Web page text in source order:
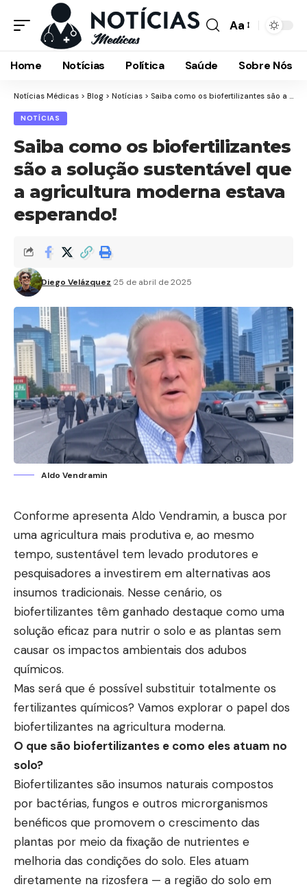
Font
Resizer
Aa
Home Notícias Política Saúde Sobre Nós
Notícias Médicas > Blog > Notícias > Saiba como os biofertilizantes são a solução sustentável que a agricultura moderna estava esperando!
NOTÍCIAS
Saiba como os biofertilizantes
são a solução sustentável que
a agricultura moderna estava
esperando!
Diego Velázquez 25 de abril de 2025
Aldo Vendramin
Conforme apresenta Aldo Vendramin, a busca por
uma agricultura mais produtiva e, ao mesmo
tempo, sustentável tem levado produtores e
pesquisadores a investirem em alternativas aos
insumos tradicionais. Nesse cenário, os
biofertilizantes têm ganhado destaque como uma
solução eficaz para nutrir o solo e as plantas sem
causar os impactos ambientais dos adubos
químicos.
Mas será que é possível substituir totalmente os
fertilizantes químicos? Vamos explorar o papel dos
biofertilizantes na agricultura moderna.
O que são biofertilizantes e como eles atuam no
solo?
Biofertilizantes são insumos naturais compostos
por bactérias, fungos e outros microrganismos
benéficos que promovem o crescimento das
plantas por meio da fixação de nutrientes e
melhoria das condições do solo. Eles atuam
diretamente na rizosfera — a região do solo em